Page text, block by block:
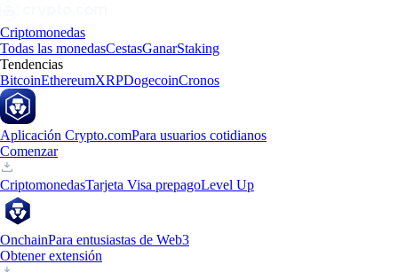
Criptomonedas
Todas las monedasCestasGanarStaking
Tendencias
BitcoinEthereumXRPDogecoinCronos
Aplicación Crypto.comPara usuarios cotidianos
Comenzar
CriptomonedasTarjeta Visa prepagoLevel Up
OnchainPara entusiastas de Web3
Obtener extensión